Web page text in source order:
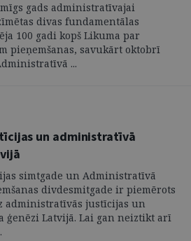
gads administratīvajai
divas fundamentālas
100 gadi kopš Likuma par
pieņemšanas, savukārt oktobrī
...
un administratīvā
simtgade un Administratīvā
divdesmitgade ir piemērots
administratīvās justīcijas un
ģenēzi Latvijā. Lai gan neiztikt arī